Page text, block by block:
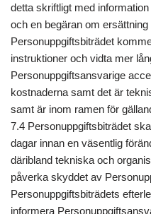
detta skriftligt med
och en begäran om
Personuppgiftsbiträdet
instruktioner och vidta mer
Personuppgiftsansvarige
kostnaderna samt det är
samt är inom ramen för
7.4 Personuppgiftsbiträdet
dagar innan en väsentlig
däribland tekniska och
påverka skyddet av
Personuppgiftsbiträdets
informera